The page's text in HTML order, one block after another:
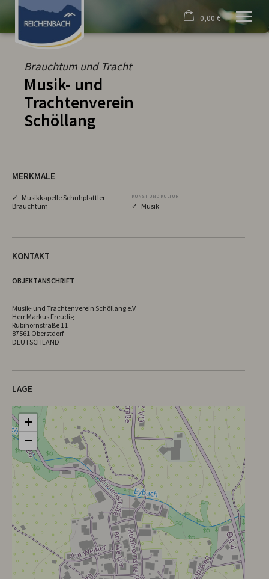
Willkommen
Unser Dorf
Gastgeber
Kultur & Brauchtum
Historisches
Freizeit & Aktivität
Wetter & mehr
0,00 €
Brauchtum und Tracht
Musik- und
Trachtenverein
Schöllang
MERKMALE
✓ Musikkapelle Schuhplattler
Brauchtum
KUNST UND KULTUR
✓ Musik
KONTAKT
OBJEKTANSCHRIFT
Musik- und Trachtenverein Schöllang e.V.
Herr Markus Freudig
Rubihornstraße 11
87561 Oberstdorf
DEUTSCHLAND
LAGE
+
−